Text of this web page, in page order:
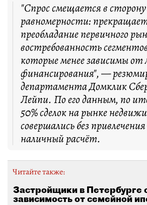
"Спрос смещается в
равномерности:
преобладание первичного
востребованность
которые менее зависимы от
финансирования", —
департамента Домклик
Лейпи. По его данным, по
50% сделок на рынке
совершались без
наличный расчёт.
Читайте также:
Застройщики в Петербурге
зависимость от семейной